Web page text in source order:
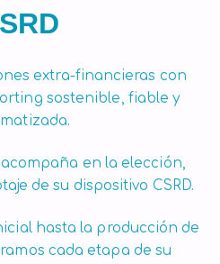
extra-financieras con
sostenible, fiable y
en la elección,
de su dispositivo CSRD.
hasta la producción de
cada etapa de su